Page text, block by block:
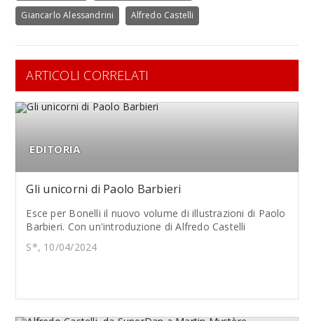
Giancarlo Alessandrini Alfredo Castelli
ARTICOLI CORRELATI
EDITORIA
Gli unicorni di Paolo Barbieri
Esce per Bonelli il nuovo volume di illustrazioni di Paolo
Barbieri. Con un'introduzione di Alfredo Castelli
S*, 10/04/2024